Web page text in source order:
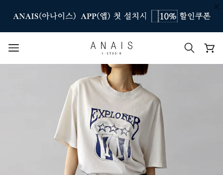
인기 검색어
#신상7%할인 #아나이스 제작
#MD추천 #당일발송 #BEST OF BEST